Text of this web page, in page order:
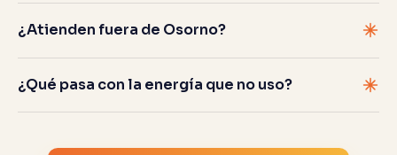
¿Atienden fuera de Osorno?
¿Qué pasa con la energía que no uso?